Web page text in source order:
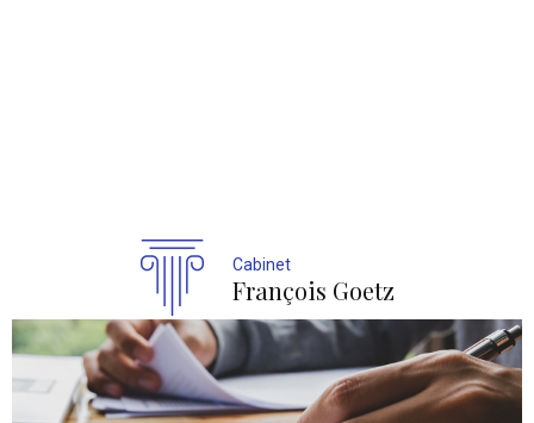
Cabinet
François Goetz